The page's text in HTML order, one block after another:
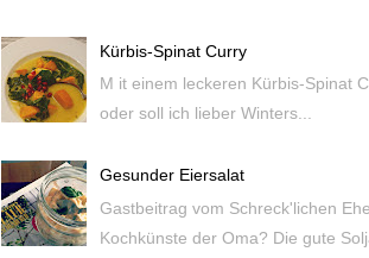
Kürbis-Spinat Curry
M it einem leckeren Kürbis-Spinat
oder soll ich lieber Winters...
Gesunder Eiersalat
Gastbeitrag vom Schreck'lichen
Kochkünste der Oma? Die gute